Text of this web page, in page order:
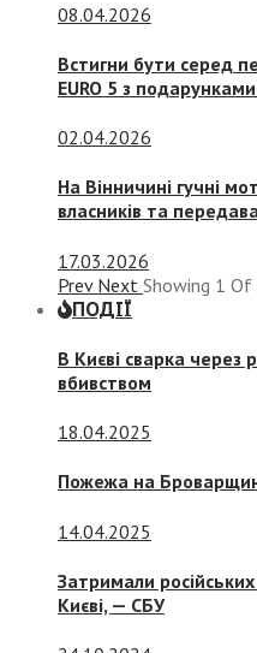
08.04.2026
Встигни бути серед
EURO 5 з
02.04.2026
На Вінничині гучні
власників та
17.03.2026
Prev Next Showing 1 Of
ПОДІЇ
В Києві сварка через
вбивством
18.04.2025
Пожежа на
14.04.2025
Затримали
Києві, — СБУ